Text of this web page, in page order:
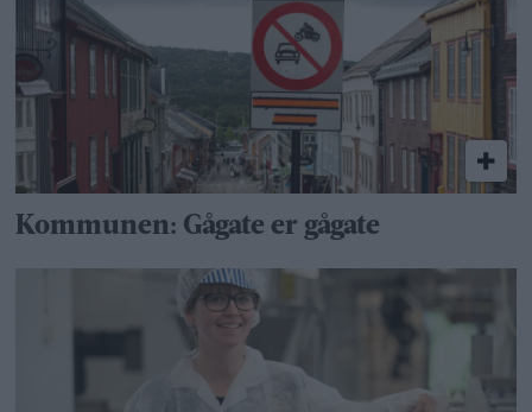
Kommunen: Gågate er gågate